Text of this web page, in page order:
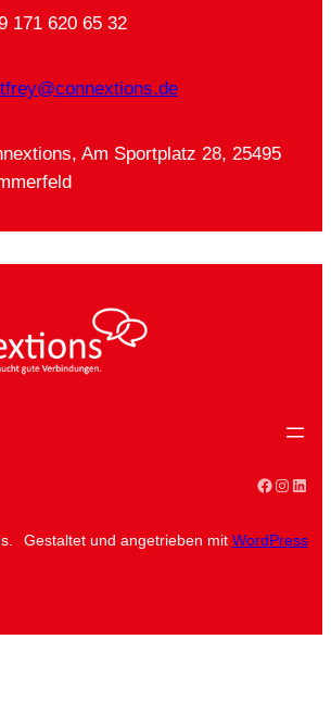
171 620 65 32
Am Sportplatz 28, 25495
Facebook
Gestaltet und angetrieben mit WordPress